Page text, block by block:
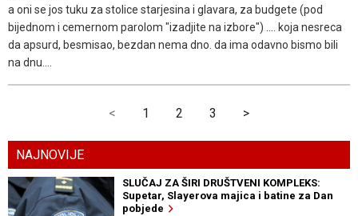
a oni se jos tuku za stolice starjesina i glavara, za budgete (pod
bijednom i cemernom parolom "izadjite na izbore") .... koja nesreca
da apsurd, besmisao, bezdan nema dno. da ima odavno bismo bili
na dnu....
< 1 2 3 >
NAJNOVIJE
SLUČAJ ZA ŠIRI DRUŠTVENI KOMPLEKS:
Supetar, Slayerova majica i batine za Dan
pobjede